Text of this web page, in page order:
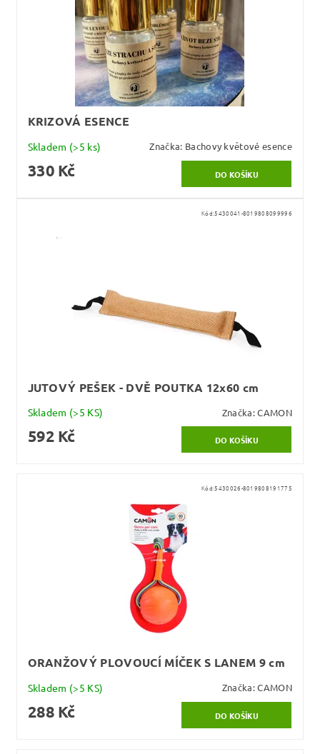
KRIZOVÁ ESENCE
Skladem (>5 ks) Značka: Bachovy květové esence
330 Kč
Kód:5430041-8019808099996
JUTOVÝ PEŠEK - DVĚ POUTKA 12x60 cm
Skladem (>5 KS) Značka:CAMON
592 Kč
Kód:5430026-8019808191775
ORANŽOVÝ PLOVOUCÍ MÍČEK S LANEM 9 cm
Skladem (>5 KS) Značka:CAMON
288 Kč